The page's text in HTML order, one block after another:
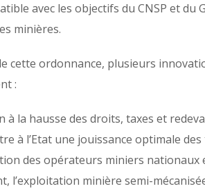
avec les objectifs du CNSP et
minières.
cette ordonnance, plusieurs
:
à la hausse des droits, taxes et
à l’Etat une jouissance optimale
des opérateurs miniers nationaux
l’exploitation minière semi-